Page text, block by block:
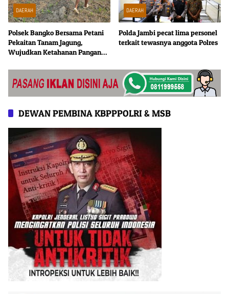
DAERAH
Polsek Bangko Bersama Petani
Pekaitan Tanam Jagung,
Wujudkan Ketahanan Pangan
DAERAH
Polda Jambi pecat lima personel
terkait tewasnya anggota Polres
DEWAN PEMBINA KBPPPOLRI & MSB